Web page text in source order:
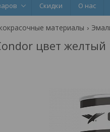
Скидки О нас
материалы
цвет желтый